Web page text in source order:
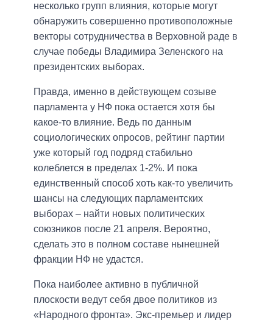
несколько групп влияния, которые могут
обнаружить совершенно противоположные
векторы сотрудничества в Верховной раде в
случае победы Владимира Зеленского на
президентских выборах.
Правда, именно в действующем созыве
парламента у НФ пока остается хотя бы
какое-то влияние. Ведь по данным
социологических опросов, рейтинг партии
уже который год подряд стабильно
колеблется в пределах 1-2%. И пока
единственный способ хоть как-то увеличить
шансы на следующих парламентских
выборах – найти новых политических
союзников после 21 апреля. Вероятно,
сделать это в полном составе нынешней
фракции НФ не удастся.
Пока наиболее активно в публичной
плоскости ведут себя двое политиков из
«Народного фронта». Экс-премьер и лидер